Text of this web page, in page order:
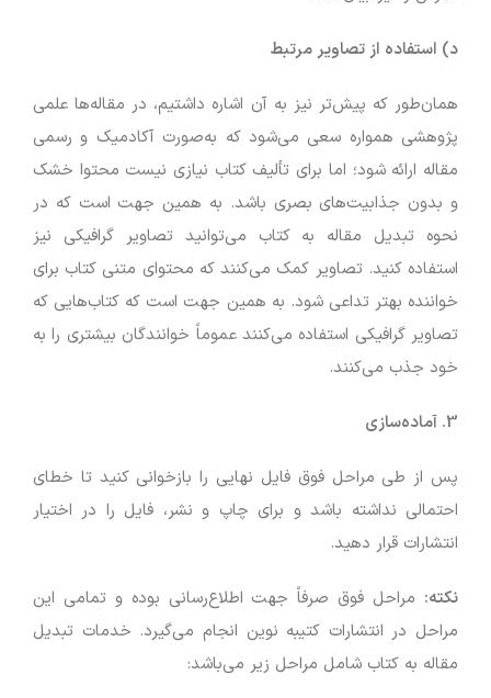
د) استفاده از تصاویر مرتبط
همان‌طور که پیش‌تر نیز به آن اشاره داشتیم، در مقاله‌ها علمی
پژوهشی همواره سعی می‌شود که به‌صورت آکادمیک و رسمی
مقاله ارائه شود؛ اما برای تألیف کتاب نیازی نیست محتوا خشک
و بدون جذابیت‌های بصری باشد. به همین جهت است که در
نحوه تبدیل مقاله به کتاب می‌توانید تصاویر گرافیکی نیز
استفاده کنید. تصاویر کمک می‌کنند که محتوای متنی کتاب برای
خواننده بهتر تداعی شود. به همین جهت است که کتاب‌هایی که
تصاویر گرافیکی استفاده می‌کنند عموماً خوانندگان بیشتری را به
خود جذب می‌کنند.
3. آماده‌سازی
پس از طی مراحل فوق فایل نهایی را بازخوانی کنید تا خطای
احتمالی نداشته باشد و برای چاپ و نشر، فایل را در اختیار
انتشارات قرار دهید.
نکته: مراحل فوق صرفاً جهت اطلاع‌رسانی بوده و تمامی این
مراحل در انتشارات کتیبه نوین انجام می‌گیرد. خدمات تبدیل
مقاله به کتاب شامل مراحل زیر می‌باشد: